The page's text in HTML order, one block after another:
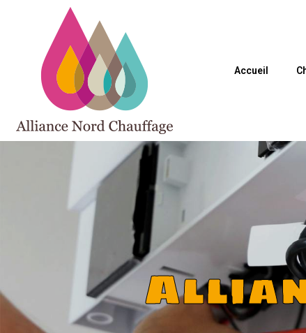
Accueil